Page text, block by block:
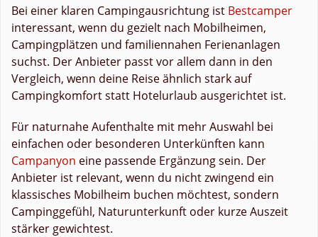
Bei einer klaren Campingausrichtung ist Bestcamper
interessant, wenn du gezielt nach Mobilheimen,
Campingplätzen und familiennahen Ferienanlagen
suchst. Der Anbieter passt vor allem dann in den
Vergleich, wenn deine Reise ähnlich stark auf
Campingkomfort statt Hotelurlaub ausgerichtet ist.
Für naturnahe Aufenthalte mit mehr Auswahl bei
einfachen oder besonderen Unterkünften kann
Campanyon eine passende Ergänzung sein. Der
Anbieter ist relevant, wenn du nicht zwingend ein
klassisches Mobilheim buchen möchtest, sondern
Campinggefühl, Naturunterkunft oder kurze Auszeit
stärker gewichtest.